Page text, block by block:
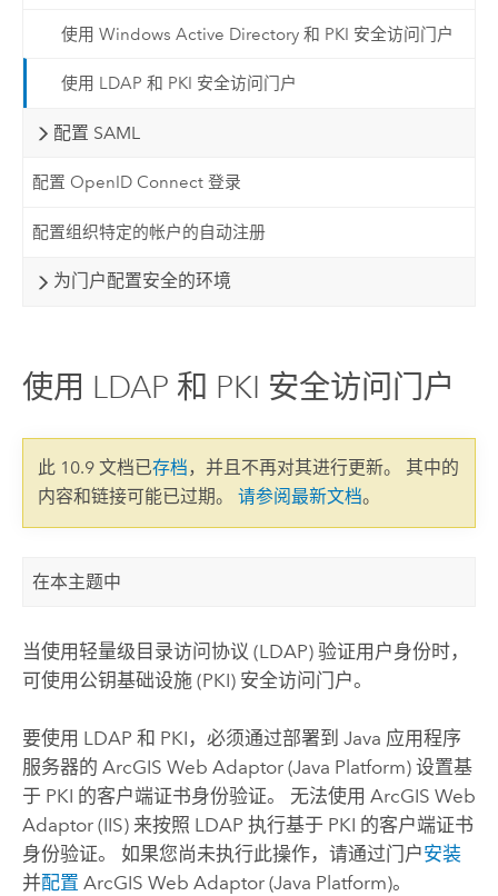
使用 Windows Active Directory 和 PKI 安全访问门户
使用 LDAP 和 PKI 安全访问门户
配置 SAML
配置 OpenID Connect 登录
配置组织特定的帐户的自动注册
为门户配置安全的环境
使用 LDAP 和 PKI 安全访问门户
此 10.9 文档已存档，并且不再对其进行更新。 其中的
内容和链接可能已过期。 请参阅最新文档。
在本主题中
当使用轻量级目录访问协议 (LDAP) 验证用户身份时，
可使用公钥基础设施 (PKI) 安全访问门户。
要使用 LDAP 和 PKI，必须通过部署到 Java 应用程序
服务器的 ArcGIS Web Adaptor (Java Platform)设置基
于 PKI 的客户端证书身份验证。 无法使用 ArcGIS Web
Adaptor (IIS)来按照 LDAP 执行基于 PKI 的客户端证书
身份验证。 如果您尚未执行此操作，请通过门户安装
并配置 ArcGIS Web Adaptor (Java Platform)。